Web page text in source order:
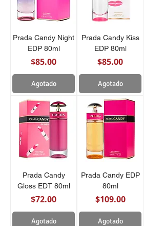
Prada Candy Night
EDP 80ml
Precio
$85.00
Agotado
Prada Candy Kiss
EDP 80ml
Precio
$85.00
Agotado
Prada Candy
Gloss EDT 80ml
Precio
$72.00
Agotado
Prada Candy EDP
80ml
Precio
$109.00
Agotado